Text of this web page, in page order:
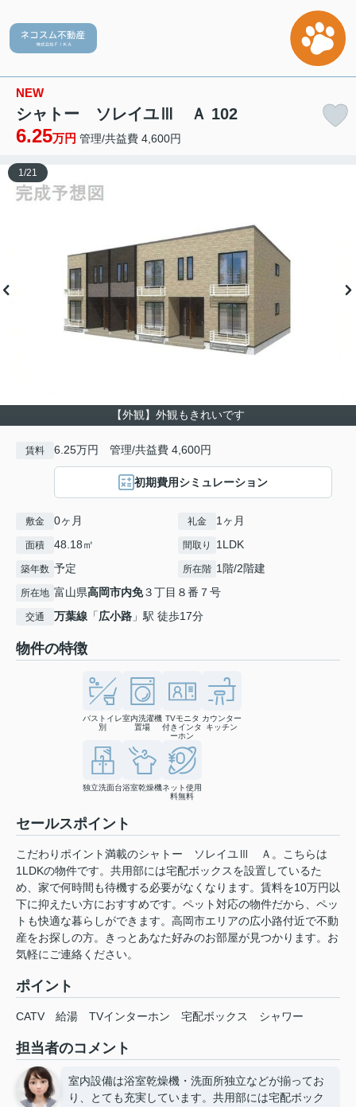
NEW
シャトー ソレイユⅢ Ａ 102
6.25万円 管理/共益費 4,600円
【外観】外観もきれいです
1 /21
賃料 6.25万円 管理/共益費 4,600円
初期費用シミュレーション
敷金 0ヶ月 礼金 1ヶ月
面積 48.18㎡ 間取り 1LDK
築年数 予定 所在階 1階/2階建
所在地 富山県高岡市内免３丁目８番７号
交通 万葉線 「広小路 」駅 徒歩17分
物件の特徴
バストイレ
別
室内洗濯機
置場
TVモニタ
付きインタ
ーホン
カウンター
キッチン
独立洗面台浴室乾燥機ネット使用
料無料
セールスポイント
こだわりポイント満載のシャトー ソレイユⅢ Ａ。こちらは
1LDKの物件です。共用部には宅配ボックスを設置しているた
め、家で何時間も待機する必要がなくなります。賃料を10万円以
下に抑えたい方におすすめです。ペット対応の物件だから、ペッ
トも快適な暮らしができます。高岡市エリアの広小路付近で不動
産をお探しの方。きっとあなた好みのお部屋が見つかります。お
気軽にご連絡ください。
ポイント
CATV 給湯 TVインターホン 宅配ボックス シャワー
担当者のコメント
室内設備は浴室乾燥機・洗面所独立などが揃ってお
り、とても充実しています。共用部には宅配ボック